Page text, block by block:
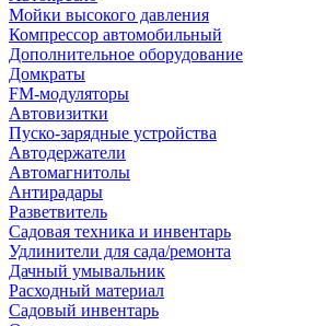
Мойки высокого давления
Компрессор автомобильный
Дополнительное оборудование
Домкраты
FM-модуляторы
Автовизитки
Пуско-зарядные устройства
Автодержатели
Автомагнитолы
Антирадары
Разветвитель
Садовая техника и инвентарь
Удлинители для сада/ремонта
Дачный умывальник
Расходный материал
Садовый инвентарь